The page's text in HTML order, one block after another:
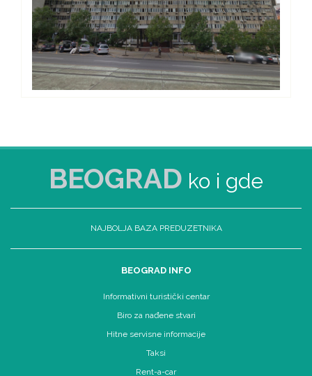
BEOGRAD ko i gde
NAJBOLJA BAZA PREDUZETNIKA
BEOGRAD INFO
Informativni turistički centar
Biro za nađene stvari
Hitne servisne informacije
Taksi
Rent-a-car